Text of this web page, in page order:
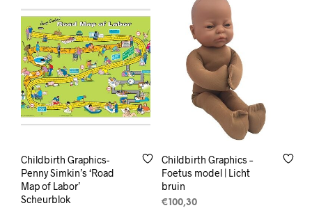
Childbirth Graphics-
Penny Simkin’s ‘Road
Map of Labor’
Scheurblok
Childbirth Graphics –
Foetus model | Licht
bruin
€100,30